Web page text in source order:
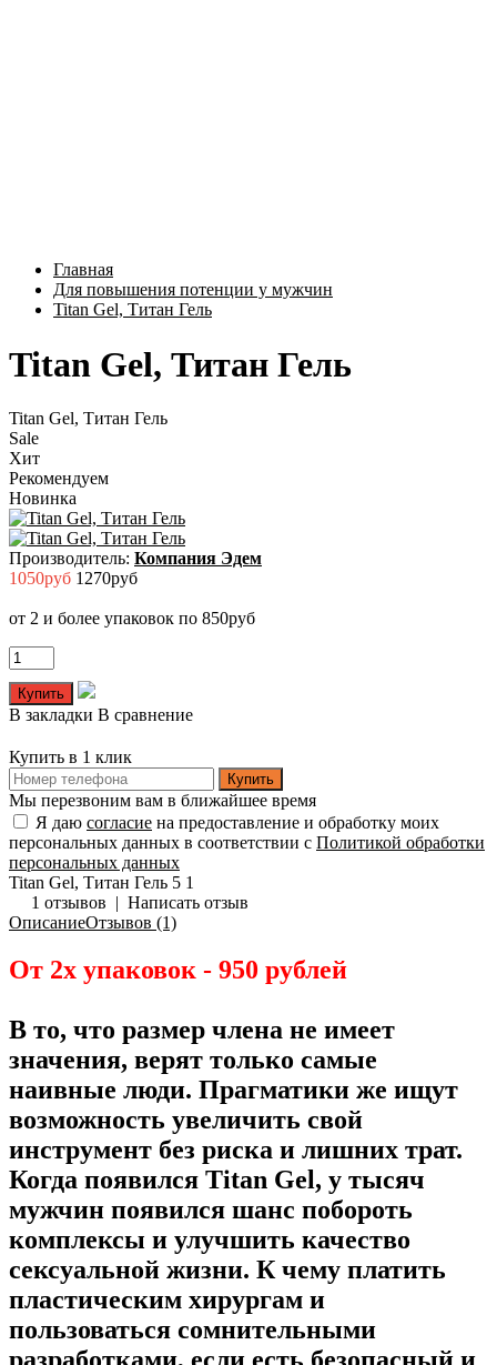
Главная
Для повышения потенции у мужчин
Titan Gel, Титан Гель
Titan Gel, Титан Гель
Titan Gel, Титан Гель
Sale
Хит
Рекомендуем
Новинка
Производитель: Компания Эдем
1050руб 1270руб
от 2 и более упаковок по 850руб
В закладки В сравнение
Купить в 1 клик
Купить
Мы перезвоним вам в ближайшее время
Я даю согласие на предоставление и обработку моих
персональных данных в соответствии с Политикой обработки
персональных данных
Titan Gel, Титан Гель 5 1
1 отзывов | Написать отзыв
ОписаниеОтзывов (1)
От 2х упаковок - 950 рублей
В то, что размер члена не имеет
значения, верят только самые
наивные люди. Прагматики же ищут
возможность увеличить свой
инструмент без риска и лишних трат.
Когда появился Titan Gel, у тысяч
мужчин появился шанс побороть
комплексы и улучшить качество
сексуальной жизни. К чему платить
пластическим хирургам и
пользоваться сомнительными